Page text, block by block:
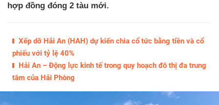
hợp đồng đóng 2 tàu mới.
Xếp dỡ Hải An (HAH) dự kiến chia cổ tức bằng tiền và cổ
phiếu với tỷ lệ 40%
Hải An – Động lực kinh tế trong quy hoạch đô thị đa trung
tâm của Hải Phòng